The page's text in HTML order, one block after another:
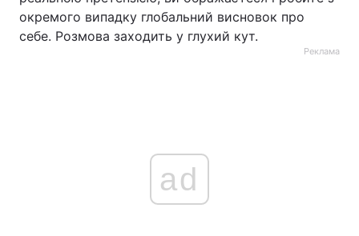
окремого випадку глобальний висновок про
себе. Розмова заходить у глухий кут.
Реклама
ad